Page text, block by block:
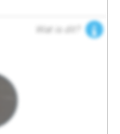
Wat is dit?